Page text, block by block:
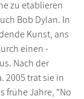
zu etablieren
Bob Dylan. In
Kunst, ans
einen
Nach der
2005 trat sie in
frühe Jahre, "No